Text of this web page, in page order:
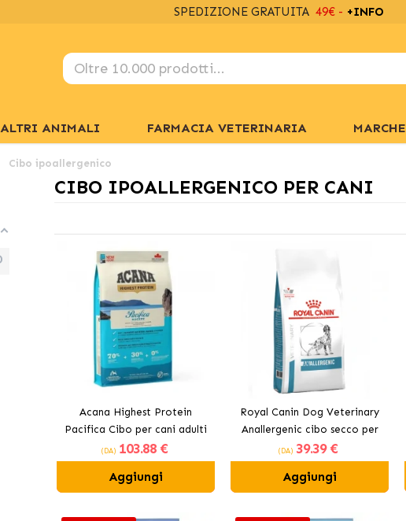
SPEDIZIONE GRATUITA 49€ - +INFO
ALTRI ANIMALI FARMACIA VETERINARIA MARCHE
Cibo ipoallergenico
CIBO IPOALLERGENICO PER CANI
Acana Highest Protein
Pacifica Cibo per cani adulti
con pesce
(DA) 103.88 €
Aggiungi
Royal Canin Dog Veterinary
Anallergenic cibo secco per
cani adulti
(DA) 39.39 €
Aggiungi